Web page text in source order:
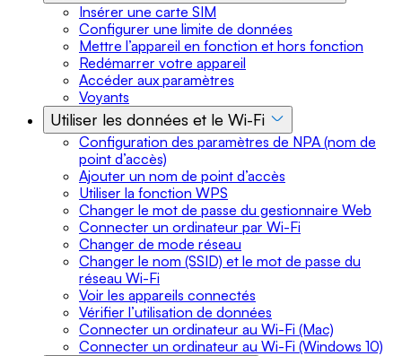
Insérer une carte SIM
Configurer une limite de données
Mettre l’appareil en fonction et hors fonction
Redémarrer votre appareil
Accéder aux paramètres
Voyants
Utiliser les données et le Wi-Fi
Configuration des paramètres de NPA (nom de
point d’accès)
Ajouter un nom de point d’accès
Utiliser la fonction WPS
Changer le mot de passe du gestionnaire Web
Connecter un ordinateur par Wi-Fi
Changer de mode réseau
Changer le nom (SSID) et le mot de passe du
réseau Wi-Fi
Voir les appareils connectés
Vérifier l’utilisation de données
Connecter un ordinateur au Wi-Fi (Mac)
Connecter un ordinateur au Wi-Fi (Windows 10)